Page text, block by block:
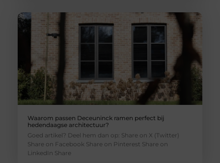
Waarom passen Deceuninck ramen perfect bij
hedendaagse architectuur?
Goed artikel? Deel hem dan op: Share on X (Twitter)
Share on Facebook Share on Pinterest Share on
LinkedIn Share